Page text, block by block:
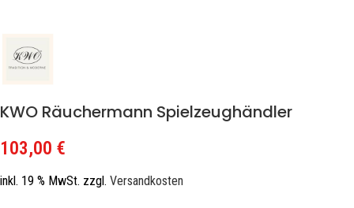
KWO Räuchermann Spielzeughändler
103,00 €
inkl. 19 % MwSt. zzgl. Versandkosten